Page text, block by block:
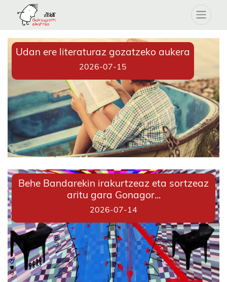
Udan ere literaturaz gozatzeko aukera
2026-07-15
Behe Bandarekin irakurtzeaz eta sortzeaz
aritu gara Gonagor...
2026-07-14